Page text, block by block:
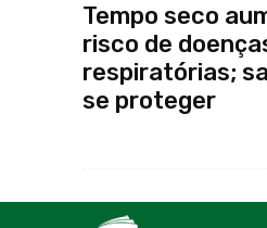
Tempo seco
risco de
respiratórias;
se proteger